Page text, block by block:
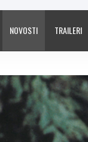
NOVOSTI TRAILERI